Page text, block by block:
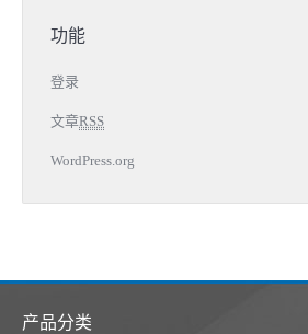
功能
登录
文章RSS
WordPress.org
产品分类